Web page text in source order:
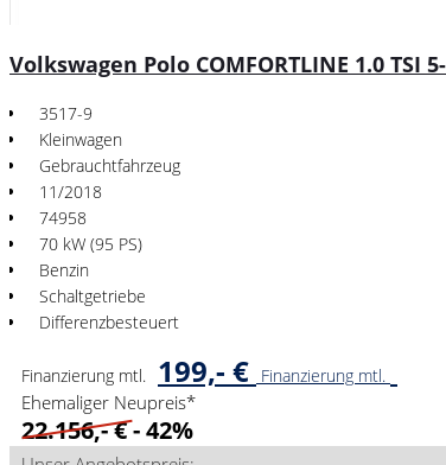
Volkswagen Polo COMFORTLINE 1.0 TSI
3517-9
Kleinwagen
Gebrauchtfahrzeug
11/2018
74958
70 kW (95 PS)
Benzin
Schaltgetriebe
Differenzbesteuert
Finanzierung mtl. 199,- € Finanzierung mtl.
Ehemaliger Neupreis*
22.156,- €- 42%